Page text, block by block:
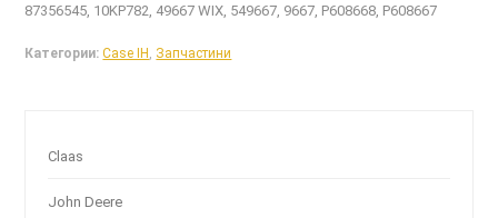
87356545, 10KP782, 49667 WIX, 549667, 9667, P608668, P608667
Категории: Case IH Запчастини
Claas
John Deere